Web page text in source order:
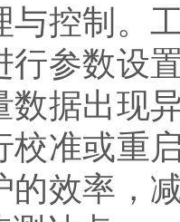
与控制。
行参数设
数据出现
校准或重
的效率，